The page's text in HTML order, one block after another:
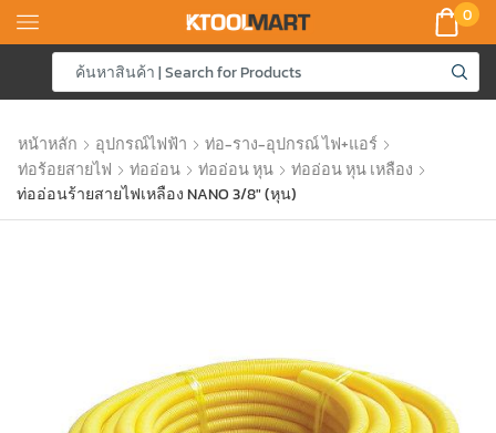
0
หน้าหลัก อุปกรณ์ไฟฟ้า
ท่อ-ราง-อุปกรณ์ ไฟ+แอร์
ท่อร้อยสายไฟ
ท่ออ่อน ท่ออ่อน หุน
ท่ออ่อน หุน เหลือง
ท่ออ่อนร้ายสายไฟเหลือง NANO 3/8″ (หุน)